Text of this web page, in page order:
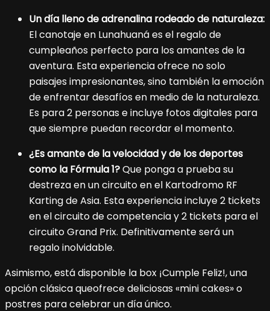
Un día lleno de adrenalina rodeado de naturaleza:
Elcanotaje en Lunahuaná es el regalo de
cumpleaños perfecto para los amantes de la
aventura. Esta experiencia ofrece no solo
paisajes impresionantes, sino también la emoción
de enfrentar desafíos en medio de la naturaleza.
Es para 2 personas e incluye fotos digitales para
que siempre puedan recordar el momento.
¿Es amante de la velocidad y de los deportes
como la Fórmula 1?Que ponga a prueba su
destreza en un circuito en el Kartodromo RF
Karting de Asia. Esta experiencia incluye 2 tickets
en el circuito de competencia y 2 tickets para el
circuito Grand Prix. Definitivamente será un
regalo inolvidable.
Asimismo, está disponible la box ¡Cumple Feliz!, una
opción clásica queofrece deliciosas «mini cakes» o
postres para celebrar un día único.